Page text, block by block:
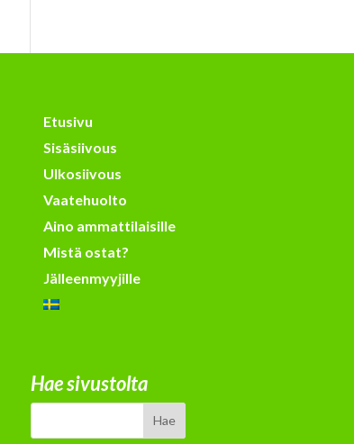
Etusivu
Sisäsiivous
Ulkosiivous
Vaatehuolto
Aino ammattilaisille
Mistä ostat?
Jälleenmyyjille
Hae sivustolta